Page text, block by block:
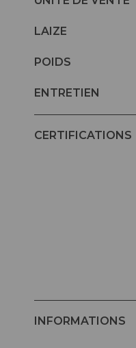
LAIZE
POIDS
ENTRETIEN
CERTIFICATIONS
INFORMATIONS